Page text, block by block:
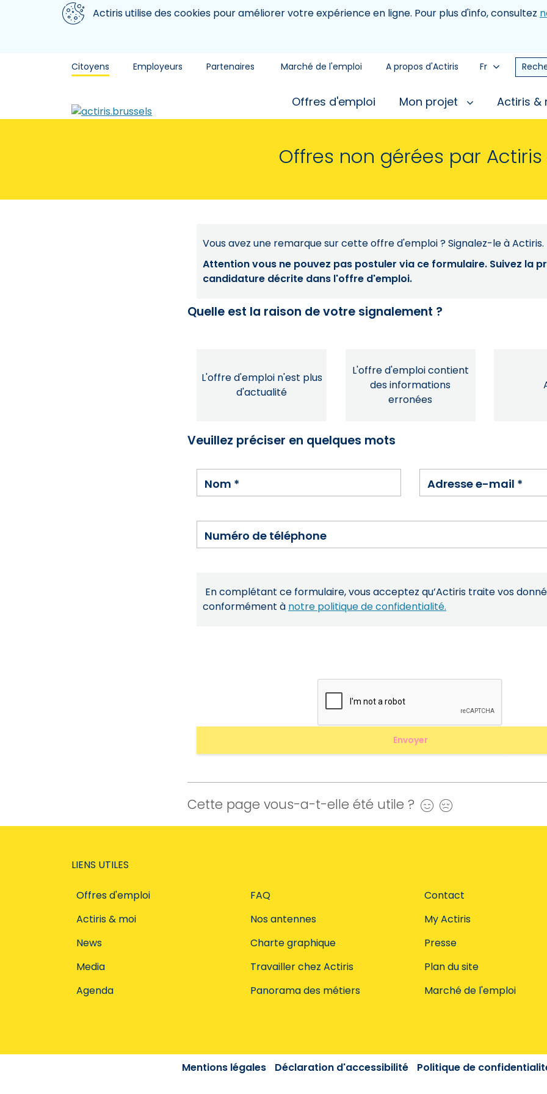
Aller au contenu principal
Nous utilisons des cookiesActiris utilise des cookies pour améliorer votre expérience en ligne. Pour plus d'info, consultez
Citoyens Employeurs Partenaires Marché de l'emploi A propos d'Actiris Fr
Offres d'emploi Mon projet Actiris
Offres non gérées par Actiris
Vous avez une remarque sur cette offre d'emploi ? Signalez-le à Actiris.
Attention vous ne pouvez pas postuler via ce formulaire. Suivez la
candidature décrite dans l'offre d'emploi.
Quelle est la raison de votre signalement ?
L'offre d'emploi n'est plus
d'actualité
L'offre d'emploi contient
des informations
erronées
Veuillez préciser en quelques mots
Nom * Adresse e-mail *
Numéro de téléphone
En complétant ce formulaire, vous acceptez qu’Actiris traite vos
conformément à notre politique de confidentialité.
Cette page vous-a-t-elle été utile ? Oui
LIENS UTILES
Offres d'emploi
Actiris & moi
News
Media
Agenda
FAQ
Nos antennes
Charte graphique
Travailler chez Actiris
Panorama des métiers
Contact
My Actiris
Presse
Plan du site
Marché de l'emploi
Mentions légales Déclaration d'accessibilité Politique de